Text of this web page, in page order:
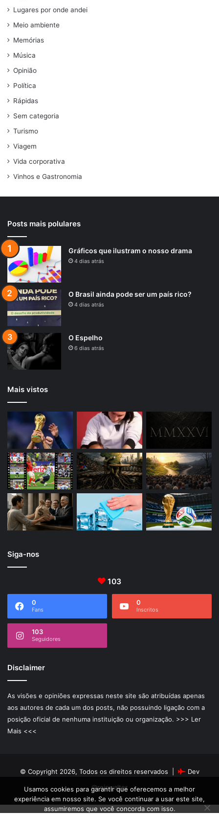
Lugares por onde andei
Meio ambiente
Memórias
Música
Opinião
Política
Rápidas
Sem categoria
Turismo
Viagem
Vida corporativa
Vinhos e Gastronomia
Posts mais polulares
Gráficos que ilustram o nosso drama
4 dias atrás
O Brasil ainda pode ser um país rico?
4 dias atrás
O Espelho
6 dias atrás
Mais vistos
Siga-nos
103
0
Fans
0
Inscritos
103
Seguidores
Disclaimer
As visões e opiniões expressas neste site são atribuídas apenas
aos autores de cada um dos posts, não possuindo ligação com a
posição oficial de nenhuma instituição ou organização. >>> Ler
Mais <<<
© Copyright 2026, Todos os direitos reservados |
Dev
@reiswalter
Usamos cookies para garantir que oferecemos a melhor
experiência em nosso site. Se você continuar a usar este site,
assumiremos que você concorda com isso.